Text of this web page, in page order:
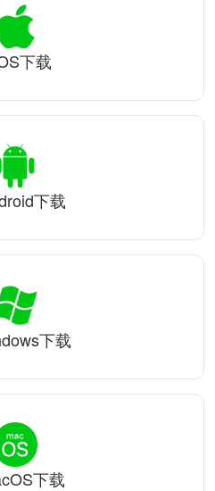
下载
下载
下载
下载